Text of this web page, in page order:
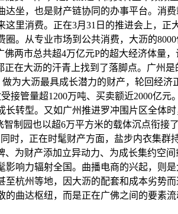
坐，也是财产链协同的办事平台。消
里消费。正在3月31日的推进会上，正
。从专业市场到公共消费，大沥的
两市总共超4万亿元P的超大经济体量
大沥的汗青上找到了落脚点。广州是
为大沥最具成长潜力的财产，轮回经
管量超1200万吨、买卖额近2000亿元
转型。又如广州推进罗冲围片区全体
制园也以超6万平方米的载体沉点衔接
时，正在时髦财产方面，盐步内衣集群
为财产添加立异动力、为成长集约空
响力辐射全国。曲播电商的兴起，则
杭州等地，因大沥的配套和成本劣势
曲达枢纽，而是正在广佛之间的要素